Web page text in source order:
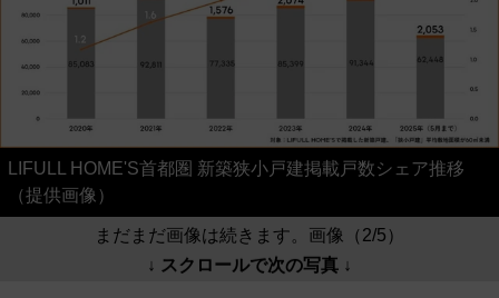
LIFULL HOME'S首都圏 新築狭小戸建掲載戸数シェア推移
（提供画像）
まだまだ画像は続きます。画像（2/5）
↓ スクロールで次の写真 ↓